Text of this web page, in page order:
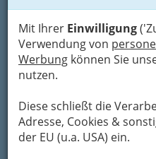
Mit Ihrer Einwilligung
Verwendung von
Werbung können Sie
nutzen.
Diese schließt die
Adresse, Cookies &
der EU (u.a. USA) ein.